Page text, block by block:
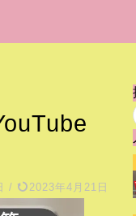
/ 2023年4月21日